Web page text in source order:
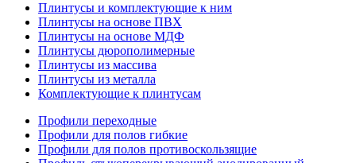
Плинтусы и комплектующие к ним
Плинтусы на основе ПВХ
Плинтусы на основе МДФ
Плинтусы дюрополимерные
Плинтусы из массива
Плинтусы из металла
Комплектующие к плинтусам
Профили переходные
Профили для полов гибкие
Профили для полов противоскользящие